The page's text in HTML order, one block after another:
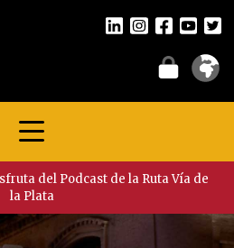
del Podcast de la Ruta Vía de
la Plata